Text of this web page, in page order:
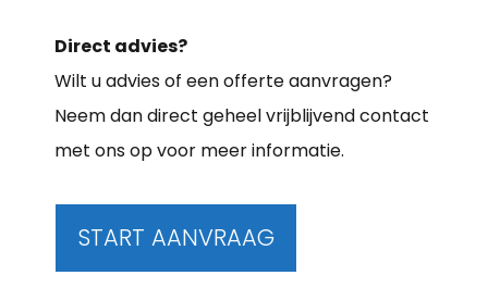
Direct advies?
Wilt u advies of een offerte aanvragen?
Neem dan direct geheel vrijblijvend contact
met ons op voor meer informatie.
START AANVRAAG